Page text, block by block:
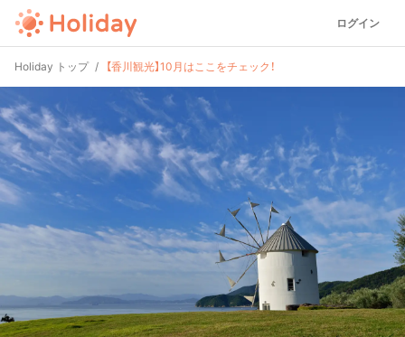
ログイン
Holiday トップ 【香川観光】10月はここをチェック！